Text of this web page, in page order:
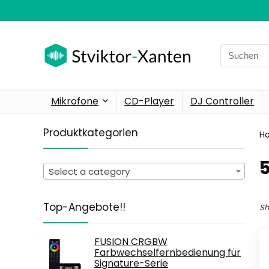
Search
for:
Mikrofone CD-Player DJ Controller
Produktkategorien
Select a category
Top-Angebote!!
FUSION CRGBW
Farbwechselfernbedienung für
Signature-Serie